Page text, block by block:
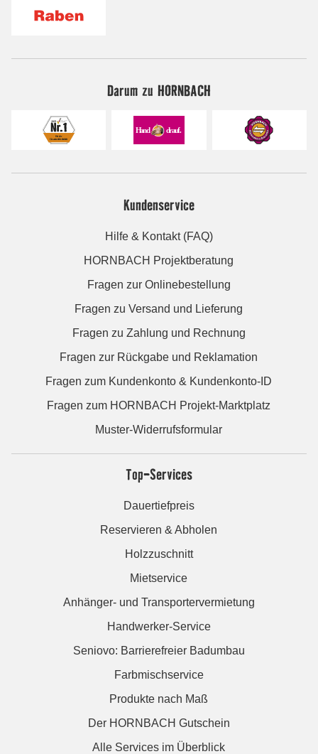
Darum zu HORNBACH
Kundenservice
Hilfe & Kontakt (FAQ)
HORNBACH Projektberatung
Fragen zur Onlinebestellung
Fragen zu Versand und Lieferung
Fragen zu Zahlung und Rechnung
Fragen zur Rückgabe und Reklamation
Fragen zum Kundenkonto & Kundenkonto-ID
Fragen zum HORNBACH Projekt-Marktplatz
Muster-Widerrufsformular
Top-Services
Dauertiefpreis
Reservieren & Abholen
Holzzuschnitt
Mietservice
Anhänger- und Transportervermietung
Handwerker-Service
Seniovo: Barrierefreier Badumbau
Farbmischservice
Produkte nach Maß
Der HORNBACH Gutschein
Alle Services im Überblick